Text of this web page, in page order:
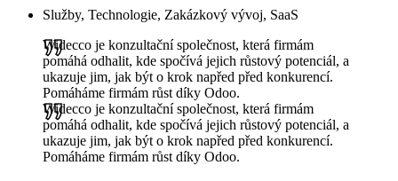
Služby, Technologie, Zakázkový vývoj, SaaS
Widecco je konzultační společnost, která firmám
pomáhá odhalit, kde spočívá jejich růstový potenciál, a
ukazuje jim, jak být o krok napřed před konkurencí.
Pomáháme firmám růst díky Odoo.
Widecco je konzultační společnost, která firmám
pomáhá odhalit, kde spočívá jejich růstový potenciál, a
ukazuje jim, jak být o krok napřed před konkurencí.
Pomáháme firmám růst díky Odoo.